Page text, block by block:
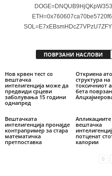
ПОВРЗАНИ НАСЛОВИ
Нов крвен тест со
вештачка
интелигенција може да
предвиди срцеви
заболувања 15 години
однапред
Откриена
структура на
токсичниот
бета
Вештачката
интелигенција пронајде
контрапример за стара
математичка
претпоставка
Апликациите
вештачка
потценат
калории